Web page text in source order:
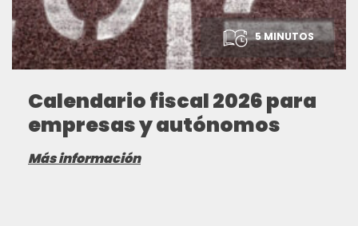
5 MINUTOS
Calendario fiscal 2026 para
empresas y autónomos
Más información